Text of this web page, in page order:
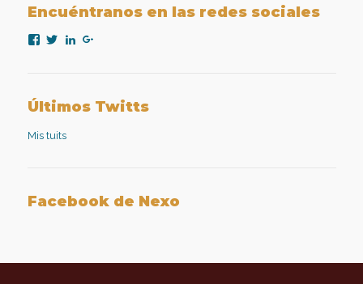
Encuéntranos en las redes sociales
Ver
Facebook
Ver
Twitter
Ver
aplicadaGoogle+
Últimos Twitts
Mis tuits
Facebook de Nexo